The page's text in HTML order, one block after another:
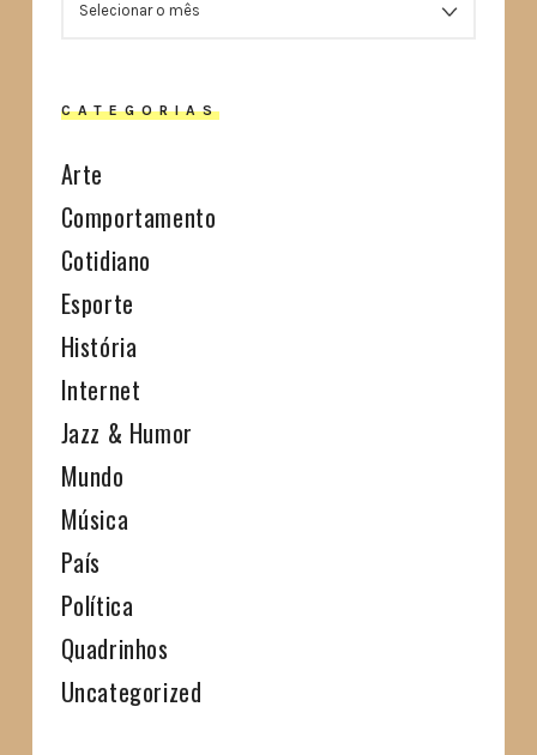
CATEGORIAS
Arte
Comportamento
Cotidiano
Esporte
História
Internet
Jazz & Humor
Mundo
Música
País
Política
Quadrinhos
Uncategorized